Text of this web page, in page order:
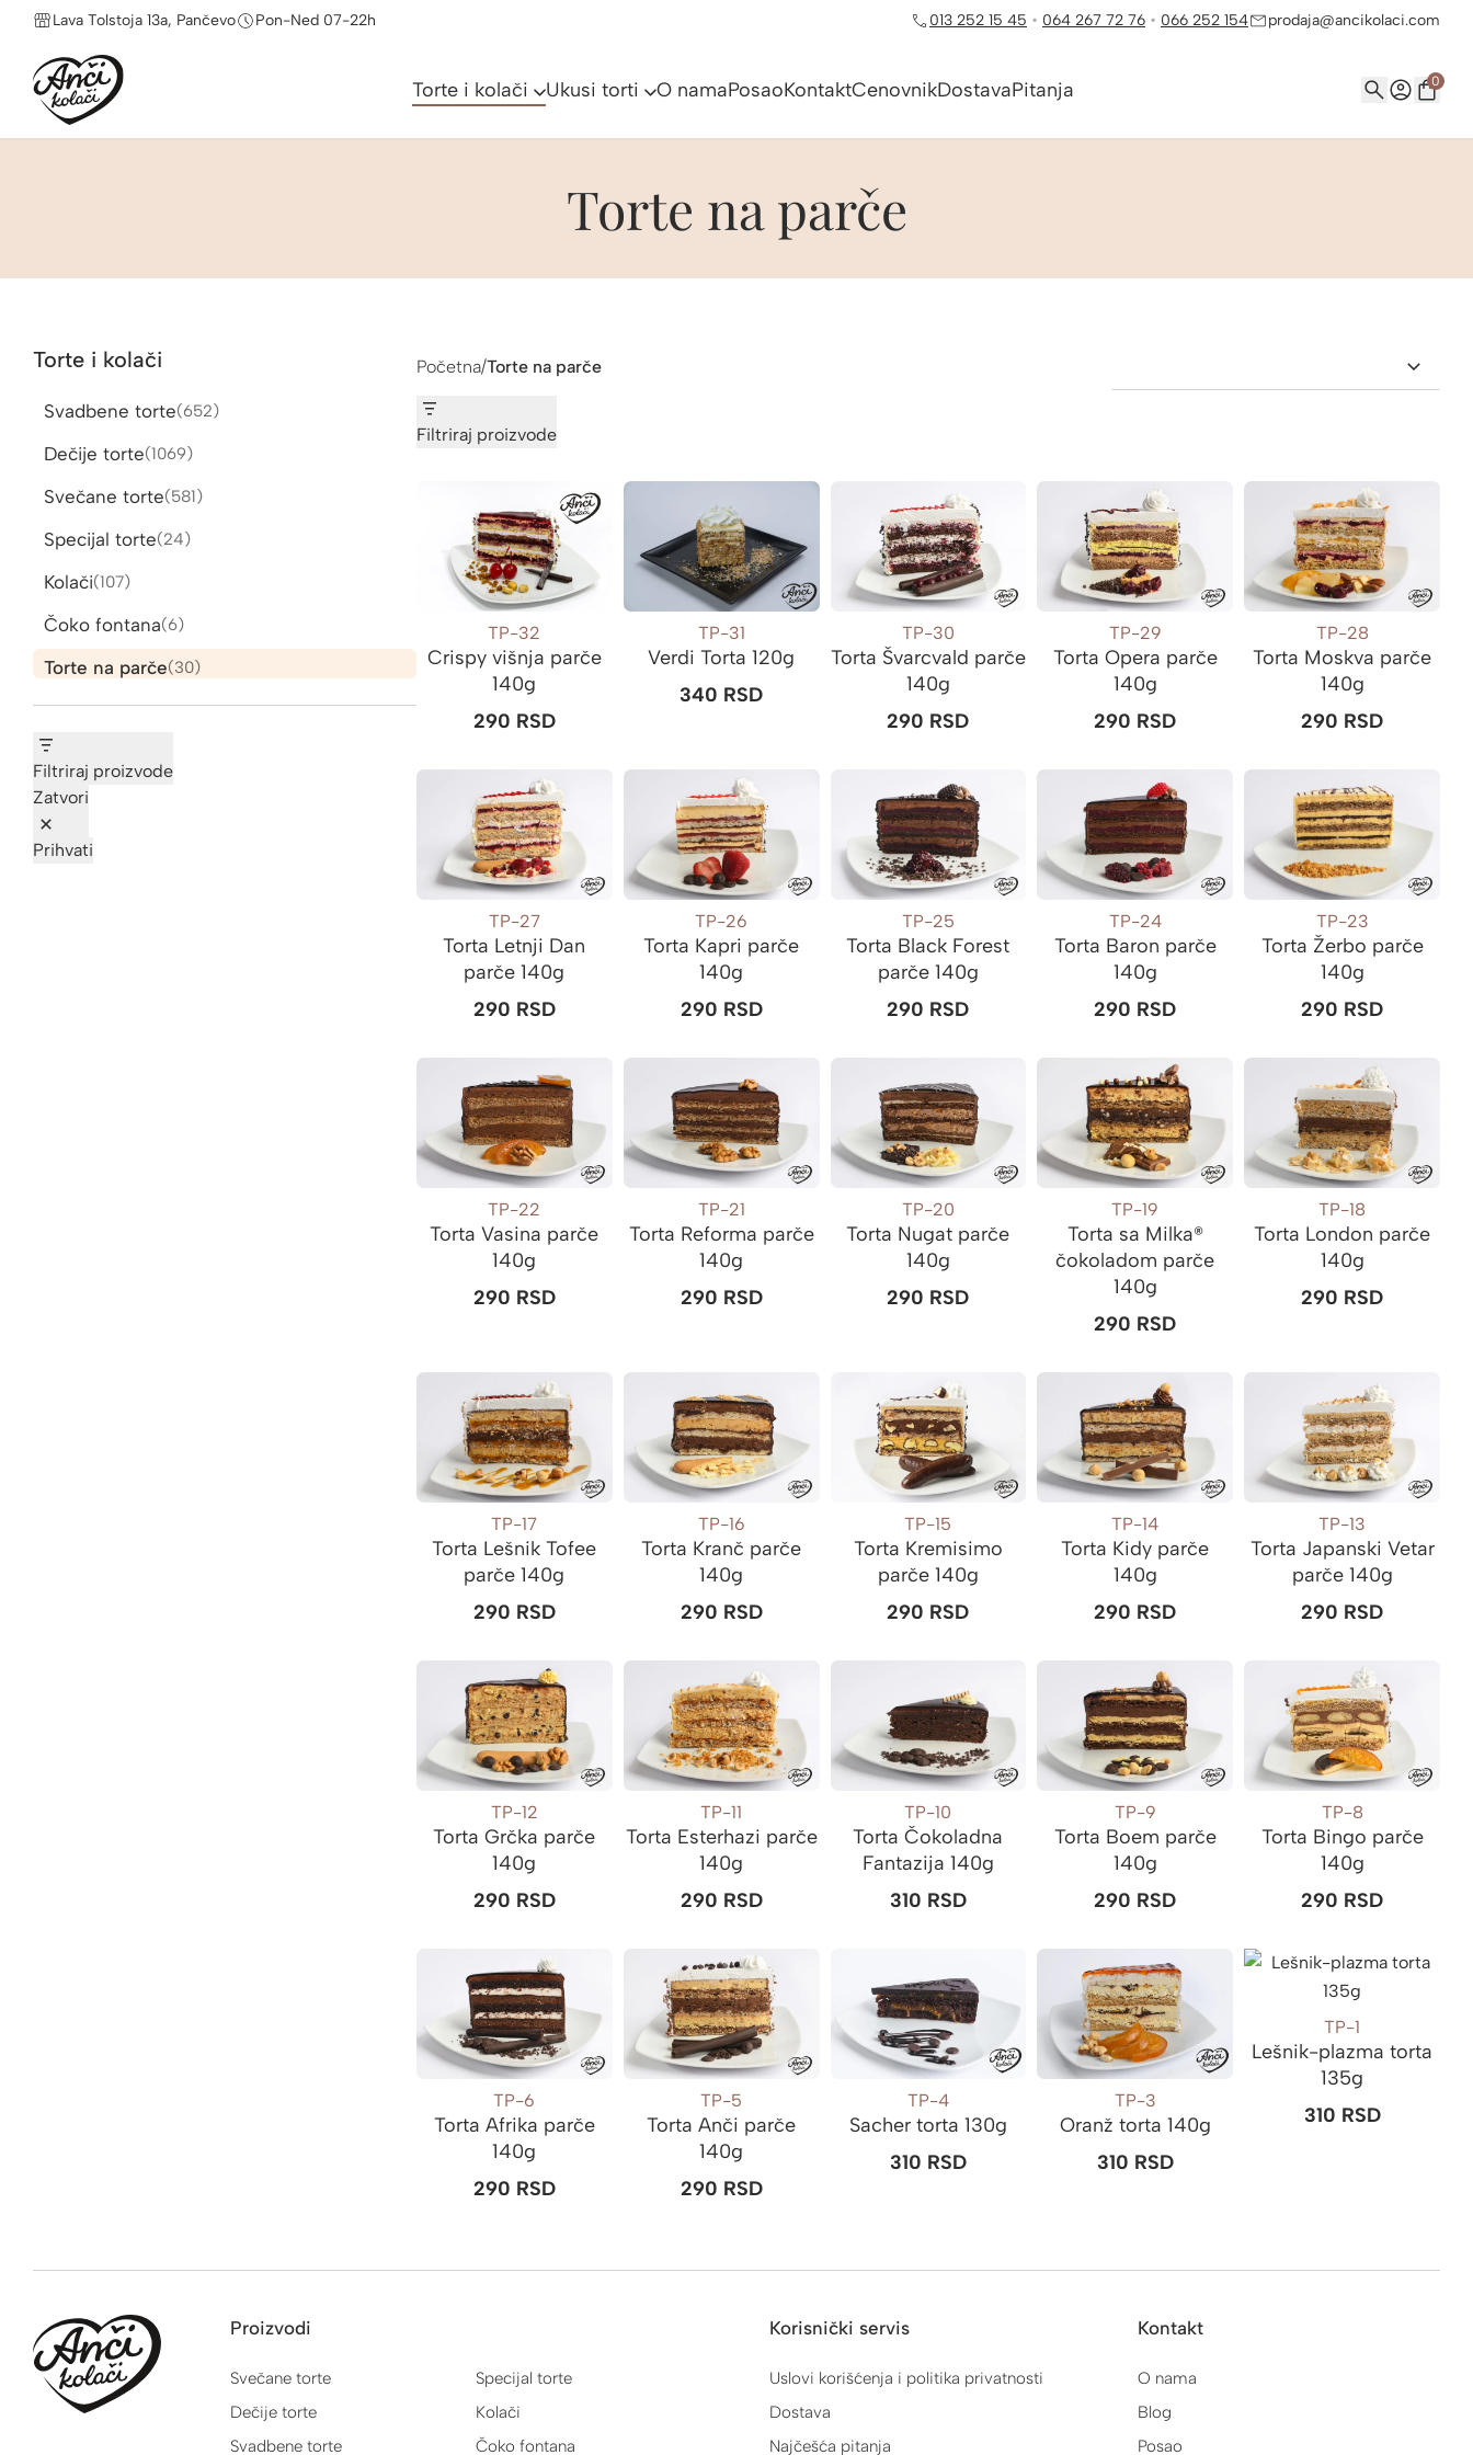
Lava Tolstoja 13a, Pančevo Pon-Ned 07-22h 013 252 15 45 • 064 267 72 76 • 066 252 154 prodaja@ancikolaci.com
Torte i kolači Ukusi torti O namaPosaoKontaktCenovnikDostavaPitanja 0
Torte na parče
Početna/Torte na parče
Filtriraj proizvode
TP-32
Crispy višnja parče
140g
290 RSD
TP-31
Verdi Torta 120g
340 RSD
TP-30
Torta Švarcvald parče
140g
290 RSD
TP-29
Torta Opera parče
140g
290 RSD
TP-28
Torta Moskva parče
140g
290 RSD
TP-27
Torta Letnji Dan
parče 140g
290 RSD
TP-26
Torta Kapri parče
140g
290 RSD
TP-25
Torta Black Forest
parče 140g
290 RSD
TP-24
Torta Baron parče
140g
290 RSD
TP-23
Torta Žerbo parče
140g
290 RSD
TP-22
Torta Vasina parče
140g
290 RSD
TP-21
Torta Reforma parče
140g
290 RSD
TP-20
Torta Nugat parče
140g
290 RSD
TP-19
Torta sa Milka®
čokoladom parče
140g
290 RSD
TP-18
Torta London parče
140g
290 RSD
TP-17
Torta Lešnik Tofee
parče 140g
290 RSD
TP-16
Torta Kranč parče
140g
290 RSD
TP-15
Torta Kremisimo
parče 140g
290 RSD
TP-14
Torta Kidy parče
140g
290 RSD
TP-13
Torta Japanski Vetar
parče 140g
290 RSD
TP-12
Torta Grčka parče
140g
290 RSD
TP-11
Torta Esterhazi parče
140g
290 RSD
TP-10
Torta Čokoladna
Fantazija 140g
310 RSD
TP-9
Torta Boem parče
140g
290 RSD
TP-8
Torta Bingo parče
140g
290 RSD
TP-6
Torta Afrika parče
140g
290 RSD
TP-5
Torta Anči parče
140g
290 RSD
TP-4
Sacher torta 130g
310 RSD
TP-3
Oranž torta 140g
310 RSD
TP-1
Lešnik-plazma torta
135g
310 RSD
Torte i kolači
Svadbene torte 652652
Dečije torte 10691069
Svečane torte 581581
Specijal torte 2424
Kolači 107107
Čoko fontana 66
proizvoda
Torte na parče 3030
Filtriraj proizvode
Zatvori
Prihvati
Proizvodi
Svečane torte
Dečije torte
Svadbene torte
Specijal torte
Kolači
Čoko fontana
Korisnički servis
Uslovi korišćenja i politika privatnosti
Dostava
Najčešća pitanja
Kontakt
O nama
Blog
Posao